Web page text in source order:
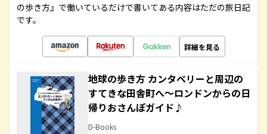
の歩き方』で働いているだけで書いてある内容はただの旅日記
です。
詳細を見る
地球の歩き方 カンタベリーと周辺の
すてきな田舎町へ～ロンドンからの日
帰りおさんぽガイド♪
D-Books